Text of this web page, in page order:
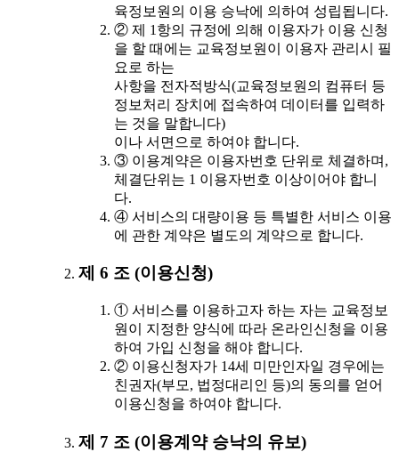
육정보원의 이용 승낙에 의하여 성립됩니다.
② 제 1항의 규정에 의해 이용자가 이용 신청
을 할 때에는 교육정보원이 이용자 관리시 필
요로 하는
사항을 전자적방식(교육정보원의 컴퓨터 등
정보처리 장치에 접속하여 데이터를 입력하
는 것을 말합니다)
이나 서면으로 하여야 합니다.
③ 이용계약은 이용자번호 단위로 체결하며,
체결단위는 1 이용자번호 이상이어야 합니
다.
④ 서비스의 대량이용 등 특별한 서비스 이용
에 관한 계약은 별도의 계약으로 합니다.
제 6 조 (이용신청)
① 서비스를 이용하고자 하는 자는 교육정보
원이 지정한 양식에 따라 온라인신청을 이용
하여 가입 신청을 해야 합니다.
② 이용신청자가 14세 미만인자일 경우에는
친권자(부모, 법정대리인 등)의 동의를 얻어
이용신청을 하여야 합니다.
제 7 조 (이용계약 승낙의 유보)